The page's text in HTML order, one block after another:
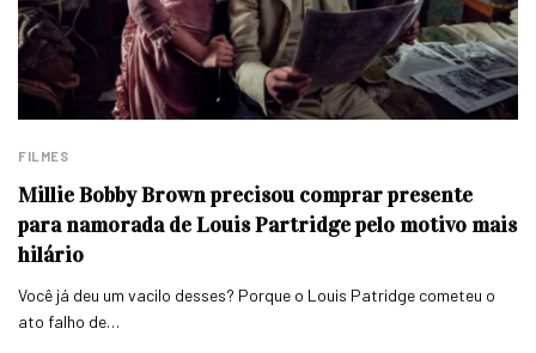
FILMES
Millie Bobby Brown precisou comprar presente
para namorada de Louis Partridge pelo motivo mais
hilário
Você já deu um vacilo desses? Porque o Louis Patridge cometeu o
ato falho de…